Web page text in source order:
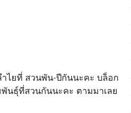
ไยที่ สวนพัน-ปีกันนะคะ บล็อก
นธุ์ที่สวนกันนะคะ ตามมาเลย